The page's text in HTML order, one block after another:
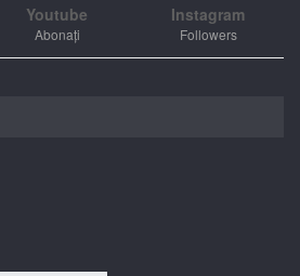
Youtube
Abonați
Instagram
Followers